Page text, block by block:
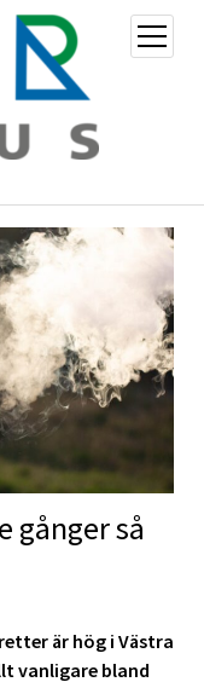
öppna
meny
gånger så
är hög i Västra
vanligare bland